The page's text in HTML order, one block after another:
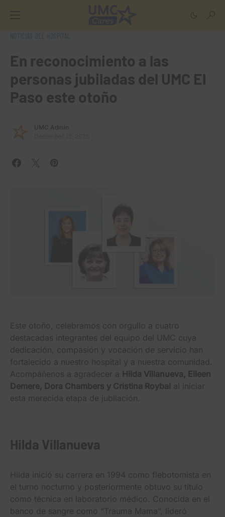
En reconocimiento a las
personas jubiladas del UMC El
Paso este otoño
UMC Admin
Este otoño, celebramos con orgullo a cuatro
destacadas integrantes del equipo del UMC cuya
dedicación, compasión y vocación de servicio han
fortalecido a nuestro hospital y a nuestra comunidad.
Acompáñenos a agradecer a Hilda Villanueva, Eileen
Demere, Dora Chambers y Cristina Roybal al iniciar
esta merecida etapa de jubilación.
Hilda Villanueva
Hilda inició su carrera en 1994 como flebotomista en
el turno nocturno y posteriormente obtuvo su título
como técnica en laboratorio médico. Conocida en el
banco de sangre como “Trauma Mama”, lideró